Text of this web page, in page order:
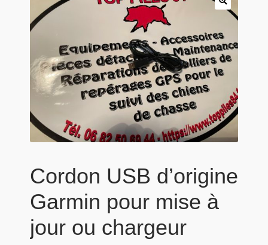
Produits populaires
Qui sommes-nous
Cordon USB d’origine
Garmin pour mise à
jour ou chargeur